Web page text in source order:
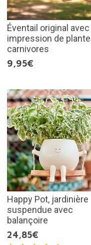
Éventail original avec
impression de
carnivores
9,95€
Happy Pot, jardinière
suspendue avec
balançoire
24,85€